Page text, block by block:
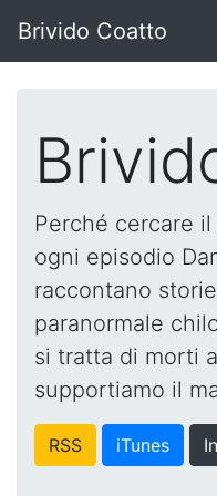
Brivido Coatto
Perché cercare
ogni episodio
raccontano
paranormale
si tratta di morti
supportiamo il
RSS iTunes